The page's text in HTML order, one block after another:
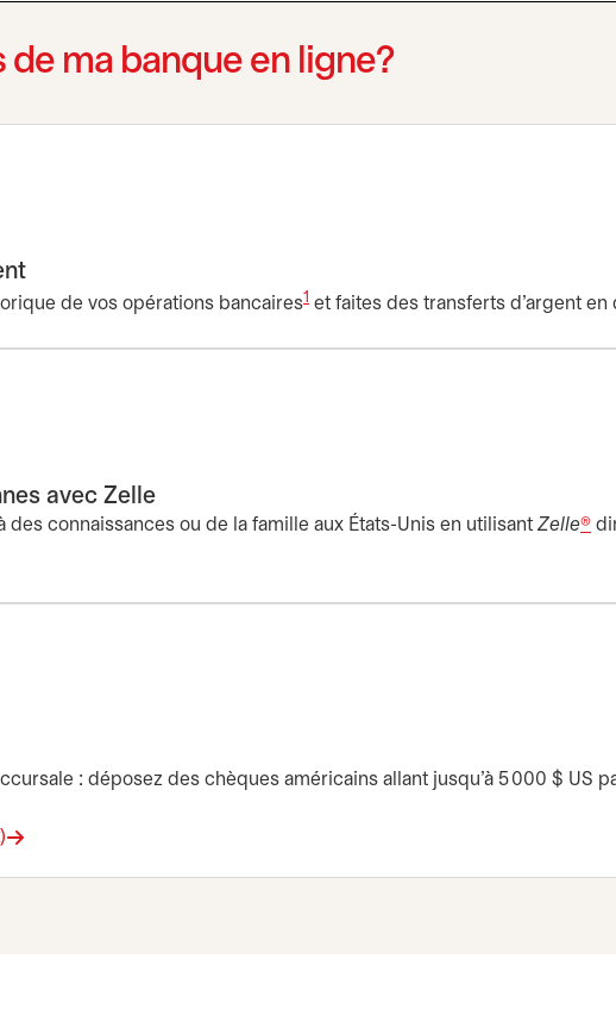
de ma banque en ligne?
de vos opérations bancaires1 et faites des transferts d’argent
avec Zelle
des connaissances ou de la famille aux États-Unis en utilisant Zelle®
: déposez des chèques américains allant jusqu’à 5 000 $ US